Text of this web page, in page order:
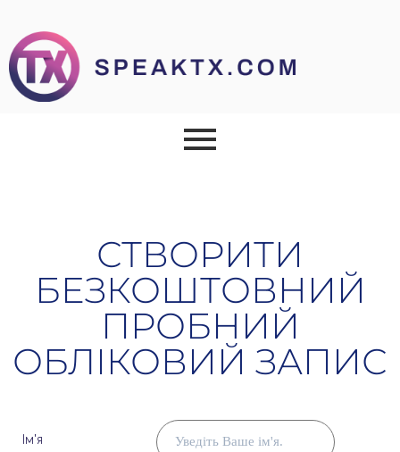
СТВОРИТИ
БЕЗКОШТОВНИЙ
ПРОБНИЙ
ОБЛІКОВИЙ ЗАПИС
Ім'я